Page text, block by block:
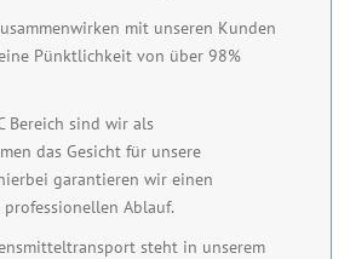
mit unseren Kunden
Pünktlichkeit von über 98%
Bereich sind wir als
das Gesicht für unsere
garantieren wir einen
Ablauf.
steht in unserem